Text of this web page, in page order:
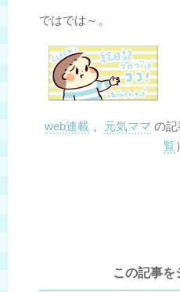
ではでは～。
web連載、 元気ママ の記
覧）
この記事を